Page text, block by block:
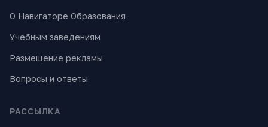
О Навигаторе Образования
Учебным заведениям
Размещение рекламы
Вопросы и ответы
РАССЫЛКА